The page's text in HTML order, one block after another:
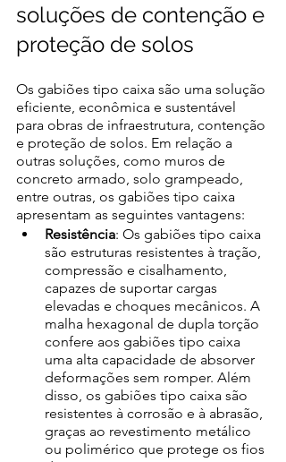
soluções de contenção e
proteção de solos
Os gabiões tipo caixa são uma solução
eficiente, econômica e sustentável
para obras de infraestrutura, contenção
e proteção de solos. Em relação a
outras soluções, como muros de
concreto armado, solo grampeado,
entre outras, os gabiões tipo caixa
apresentam as seguintes vantagens:
Resistência: Os gabiões tipo caixa
são estruturas resistentes à tração,
compressão e cisalhamento,
capazes de suportar cargas
elevadas e choques mecânicos. A
malha hexagonal de dupla torção
confere aos gabiões tipo caixa
uma alta capacidade de absorver
deformações sem romper. Além
disso, os gabiões tipo caixa são
resistentes à corrosão e à abrasão,
graças ao revestimento metálico
ou polimérico que protege os fios